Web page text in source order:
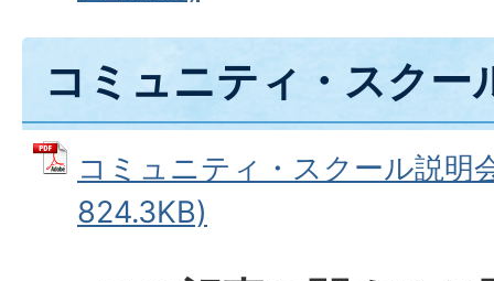
コミュニティ・スクー
コミュニティ・スクール説明
824.3KB)